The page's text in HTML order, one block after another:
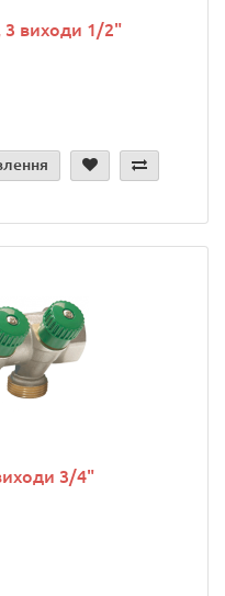
3 виходи 1/2"
3/4"